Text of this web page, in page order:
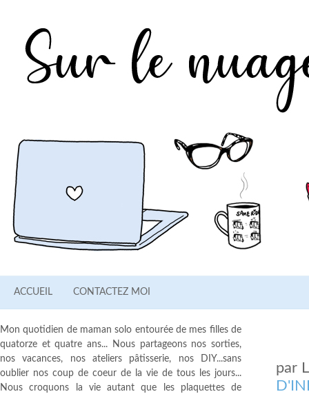
ACCUEIL CONTACTEZ MOI
par
Mon quotidien de maman solo entourée de mes filles de
quatorze et quatre ans... Nous partageons nos sorties,
nos vacances, nos ateliers pâtisserie, nos DIY...sans
oublier nos coup de coeur de la vie de tous les jours...
Nous croquons la vie autant que les plaquettes de